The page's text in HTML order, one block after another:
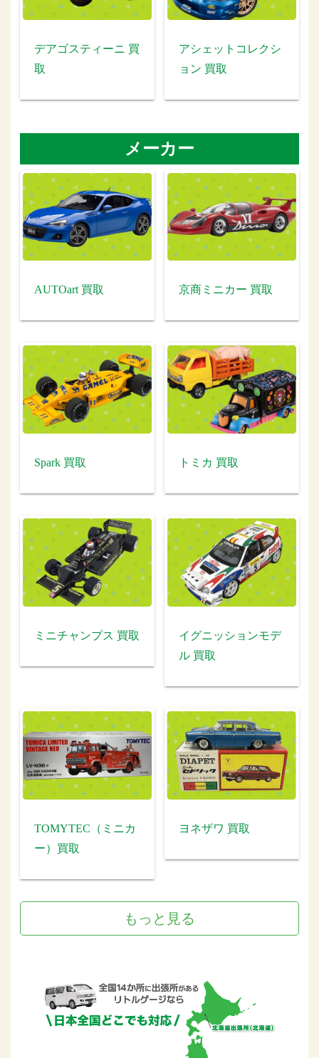
デアゴスティーニ 買
取
アシェットコレクシ
ョン 買取
メーカー
AUTOart 買取 京商ミニカー 買取
Spark 買取 トミカ 買取
ミニチャンプス 買取
イグニッションモデ
ル 買取
TOMYTEC（ミニカ
ー）買取
ヨネザワ 買取
もっと見る